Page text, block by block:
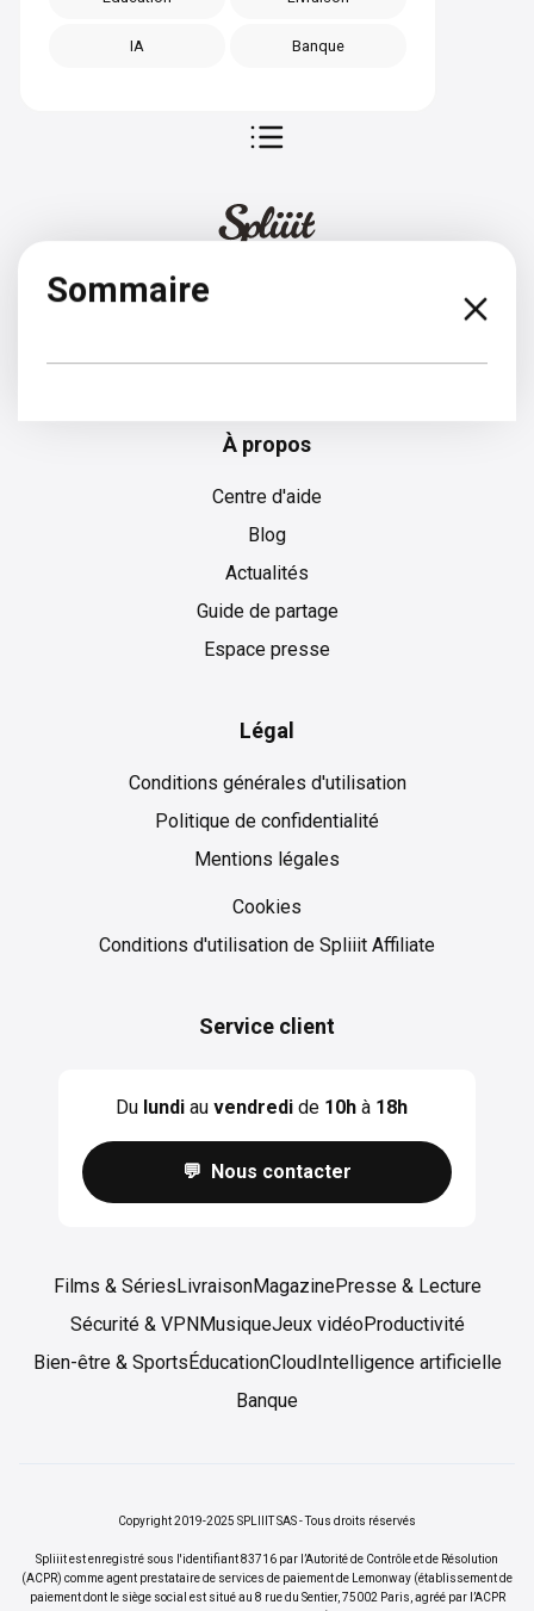
IA Banque
Sommaire
À propos
Centre d'aide
Blog
Actualités
Guide de partage
Espace presse
Légal
Conditions générales d'utilisation
Politique de confidentialité
Mentions légales
Cookies
Cookies
Conditions d'utilisation de Spliiit Affiliate
Service client
Du lundiau vendredide 10hà 18h
💬 Nous contacter
Films & Séries LivraisonMagazinePresse & Lecture
Sécurité & VPN MusiqueJeux vidéoProductivité
Bien-être & Sports ÉducationCloud Intelligence artificielle
Banque
Copyright 2019-2025 SPLIIIT SAS - Tous droits réservés
Spliiit est enregistré sous l'identifiant 83716 par l’Autorité de Contrôle et de Résolution
(ACPR) comme agent prestataire de services de paiement de Lemonway (établissement de
paiement dont le siège social est situé au 8 rue du Sentier, 75002 Paris, agréé par l’ACPR